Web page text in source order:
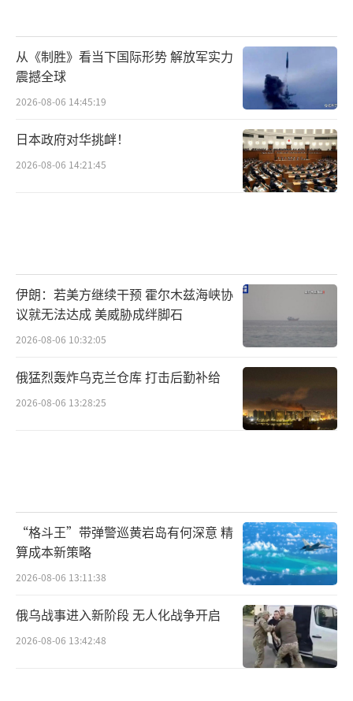
从《制胜》看当下国际形势 解放军实力
震撼全球
2026-08-06 14:45:19
日本政府对华挑衅！
2026-08-06 14:21:45
伊朗：若美方继续干预 霍尔木兹海峡协
议就无法达成 美威胁成绊脚石
2026-08-06 10:32:05
俄猛烈轰炸乌克兰仓库 打击后勤补给
2026-08-06 13:28:25
“格斗王”带弹警巡黄岩岛有何深意 精
算成本新策略
2026-08-06 13:11:38
俄乌战事进入新阶段 无人化战争开启
2026-08-06 13:42:48